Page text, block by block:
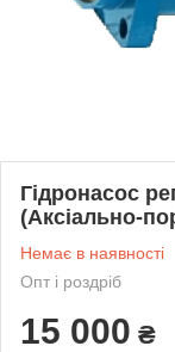
Гідронасос
(Аксіально-
Немає в наявності
Опт і роздріб
15 000 ₴